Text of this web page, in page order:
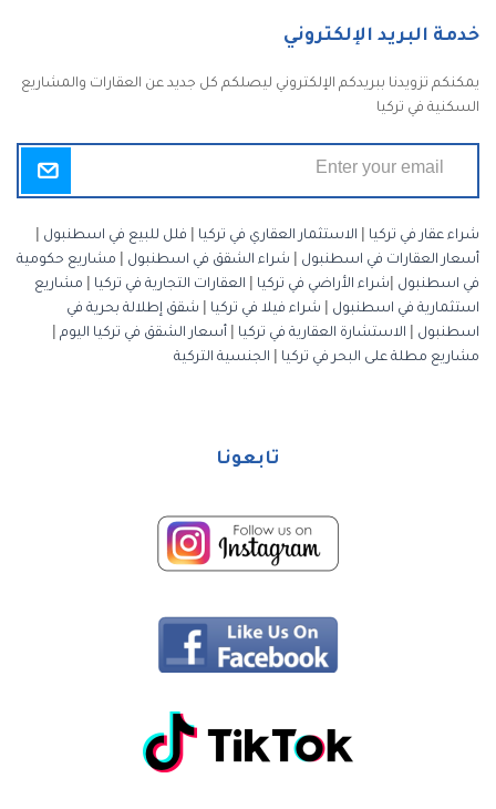
خدمة البريد الإلكتروني
يمكنكم تزويدنا ببريدكم الإلكتروني ليصلكم كل جديد عن العقارات والمشاريع
السكنية في تركيا
شراء عقار في تركيا الاستثمار العقاري في تركيا فلل للبيع في اسطنبول
أسعار العقارات في اسطنبول
شراء الشقق في اسطنبول
مشاريع حكومية
في اسطنبول
شراء الأراضي في تركيا العقارات التجارية في تركيا
مشاريع
استثمارية في اسطنبول
شراء فيلا في تركيا
شقق إطلالة بحرية في
اسطنبول
الاستشارة العقارية في تركيا أسعار الشقق في تركيا اليوم
مشاريع مطلة على البحر في تركيا
الجنسية التركية
تابعونا